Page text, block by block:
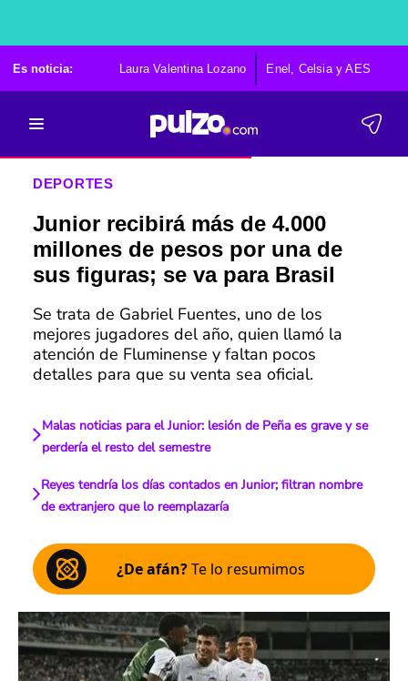
Es noticia: Laura Valentina Lozano Enel, Celsia y AES
DEPORTES
Junior recibirá más de 4.000
millones de pesos por una de
sus figuras; se va para Brasil
Se trata de Gabriel Fuentes, uno de los
mejores jugadores del año, quien llamó la
atención de Fluminense y faltan pocos
detalles para que su venta sea oficial.
Malas noticias para el Junior: lesión de Peña es grave y se
perdería el resto del semestre
Reyes tendría los días contados en Junior; filtran nombre
de extranjero que lo reemplazaría
¿De afán?Te lo resumimos